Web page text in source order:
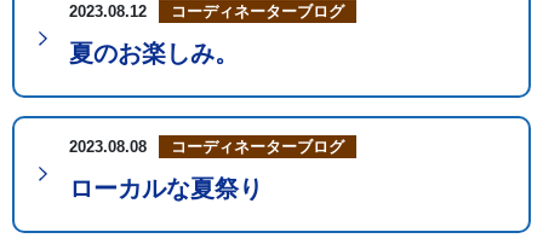
2023.08.12 コーディネーターブログ
夏のお楽しみ。
2023.08.08 コーディネーターブログ
ローカルな夏祭り